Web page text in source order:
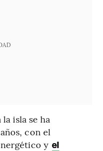
isla se ha
con el
y el